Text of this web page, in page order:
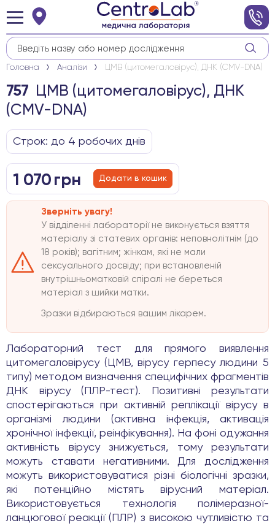
Головна Аналізи ЦМВ (цитомегаловірус), ДНК (CMV-DNA)
757
ЦМВ (цитомегаловірус), ДНК
(CMV-DNA)
Строк: до 4 робочих днів
1 070 грн Додати в кошик
Зверніть увагу!
У відділенні лабораторії не виконується взяття
матеріалу зі статевих органів: неповнолітнім (до
18 років); вагітним; жінкам, які не мали
сексуального досвіду; при встановленій
внутрішньоматковій спіралі не береться
матеріал з шийки матки.
Зразки відбираються вашим лікарем.
Лабораторний тест для прямого виявлення
цитомегаловірусу (ЦМВ, вірусу герпесу людини 5
типу) методом визначення специфічних фрагментів
ДНК вірусу (ПЛР-тест). Позитивні результати
спостерігаються при активній реплікації вірусу в
організмі людини (активна інфекція, активація
хронічної інфекції, реінфікування). На фоні одужання
активність вірусу знижується, тому результати
можуть ставати негативними. Для дослідження
можуть використовуватися різні біологічні зразки,
які потенційно містять вірусний матеріал.
Використовується технологія полімеразної-
ланцюгової реакції (ПЛР) з високою чутливістю та